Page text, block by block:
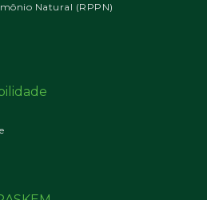
Natural (RPPN)